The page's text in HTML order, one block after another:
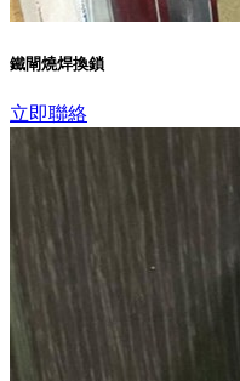
鐵閘燒焊換鎖
立即聯絡